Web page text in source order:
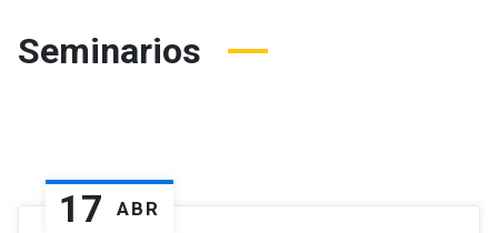
Seminarios
17 ABR